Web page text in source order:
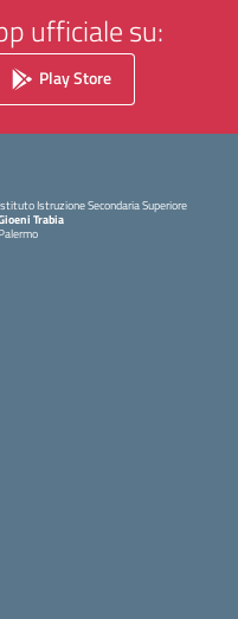
ufficiale su:
Play Store
Istruzione Secondaria Superiore
Trabia